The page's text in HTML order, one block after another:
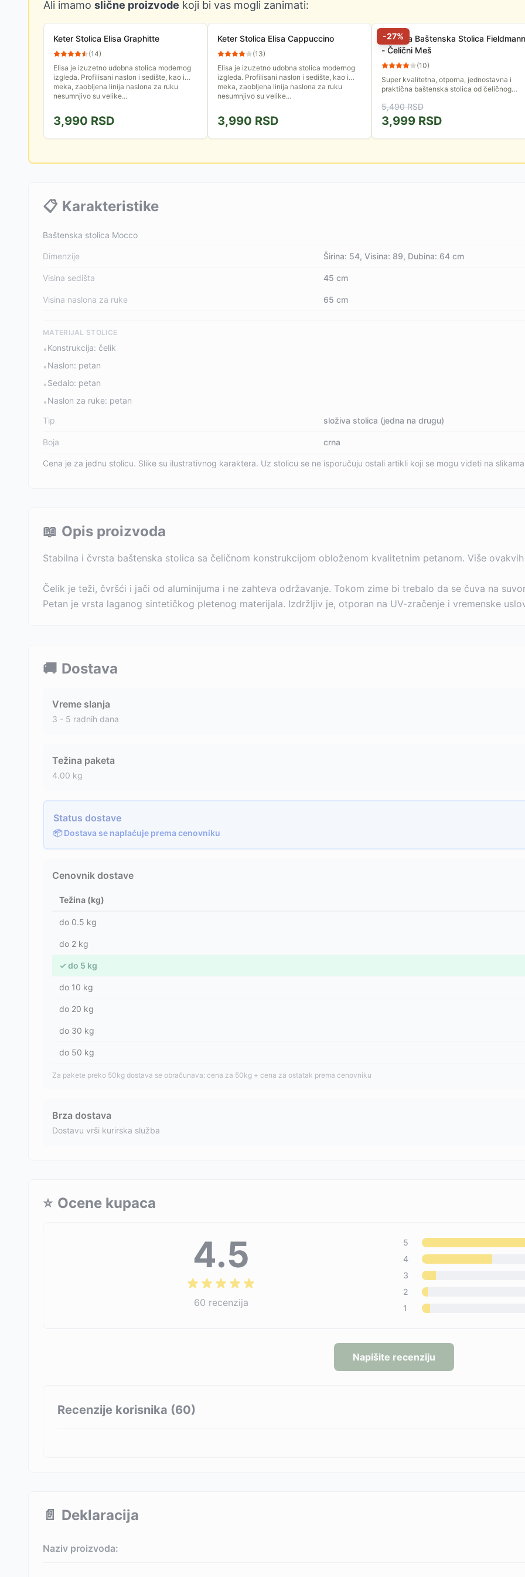
Ali imamo slične proizvode koji bi vas mogli zanimati:
Keter Stolica Elisa Graphitte
(14)
Elisa je izuzetno udobna stolica modernog
izgleda. Profilisani naslon i sedište, kao i
meka, zaobljena linija naslona za ruku
nesumnjivo su velike...
3,990 RSD
Keter Stolica Elisa Cappuccino
(13)
Elisa je izuzetno udobna stolica modernog
izgleda. Profilisani naslon i sedište, kao i
meka, zaobljena linija naslona za ruku
nesumnjivo su velike...
3,990 RSD
-27%
Metalna Baštenska Stolica Fieldmann
- Čelični Meš
(10)
Super kvalitetna, otporna, jednostavna i
praktična baštenska stolica od čeličnog
više stolica moguće je...
5,490RSD
3,999 RSD
📋 Karakteristike
Baštenska stolica Mocco
Dimenzije Širina: 54, Visina: 89, Dubina: 64 cm
Visina sedišta 45 cm
Visina naslona za ruke 65 cm
MATERIJAL STOLICE
•Konstrukcija: čelik
•Naslon: petan
•Sedalo: petan
•Naslon za ruke: petan
Tip
složiva stolica (jedna na drugu)
Boja crna
Cena je za jednu stolicu. Slike su ilustrativnog karaktera. Uz stolicu se ne isporučuju ostali artikli koji se mogu videti na
📖 Opis proizvoda
Stabilna i čvrsta baštenska stolica sa čeličnom konstrukcijom obloženom kvalitetnim petanom. Više
Čelik je teži, čvršći i jači od aluminijuma i ne zahteva održavanje. Tokom zime bi trebalo da se čuva na
Petan je vrsta laganog sintetičkog pletenog materijala. Izdržljiv je, otporan na UV-zračenje i vremenske
🚚 Dostava
Vreme slanja
3 - 5 radnih dana
Težina paketa
4.00 kg
Status dostave
📦 Dostava se naplaćuje prema cenovniku
Cenovnik dostave
Težina (kg)
do 0.5 kg
do 2 kg
✓ do 5 kg
do 10 kg
do 20 kg
do 30 kg
do 50 kg
Za pakete preko 50kg dostava se obračunava: cena za 50kg + cena za ostatak prema cenovniku
Brza dostava
Dostavu vrši kurirska služba
⭐ Ocene kupaca
4.5
60 recenzija
5
4
3
2
1
Napišite recenziju
Recenzije korisnika (60)
📄 Deklaracija
Naziv proizvoda: